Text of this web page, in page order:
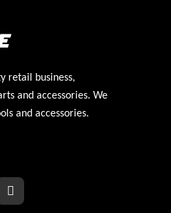
retail business,
and accessories. We
and accessories.